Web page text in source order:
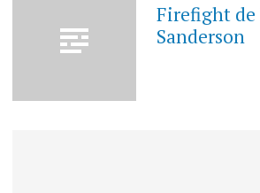
Firefight de
Sanderson